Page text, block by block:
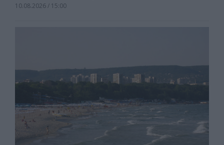
10.08.2026 / 15:00